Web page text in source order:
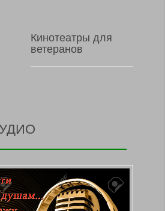
Кинотеатры для
ветеранов